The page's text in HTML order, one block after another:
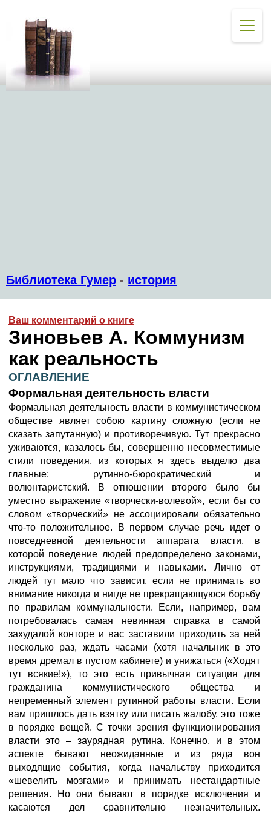
Библиотека Гумер - история
Ваш комментарий о книге
Зиновьев А. Коммунизм
как реальность
ОГЛАВЛЕНИЕ
Формальная деятельность власти
Формальная деятельность власти в коммунистическом
обществе являет собою картину сложную (если не
сказать запутанную) и противоречивую. Тут прекрасно
уживаются, казалось бы, совершенно несовместимые
стили поведения, из которых я здесь выделю два
главные: рутинно-бюрократический и
волюнтаристский. В отношении второго было бы
уместно выражение «творчески-волевой», если бы со
словом «творческий» не ассоциировали обязательно
что-то положительное. В первом случае речь идет о
повседневной деятельности аппарата власти, в
которой поведение людей предопределено законами,
инструкциями, традициями и навыками. Лично от
людей тут мало что зависит, если не принимать во
внимание никогда и нигде не прекращающуюся борьбу
по правилам коммунальности. Если, например, вам
потребовалась самая невинная справка в самой
захудалой конторе и вас заставили приходить за ней
несколько раз, ждать часами (хотя начальник в это
время дремал в пустом кабинете) и унижаться («Ходят
тут всякие!»), то это есть привычная ситуация для
гражданина коммунистического общества и
непременный элемент рутинной работы власти. Если
вам пришлось дать взятку или писать жалобу, это тоже
в порядке вещей. С точки зрения функционирования
власти это – заурядная рутина. Конечно, и в этом
аспекте бывают неожиданные и из ряда вон
выходящие события, когда начальству приходится
«шевелить мозгами» и принимать нестандартные
решения. Но они бывают в порядке исключения и
касаются дел сравнительно незначительных.